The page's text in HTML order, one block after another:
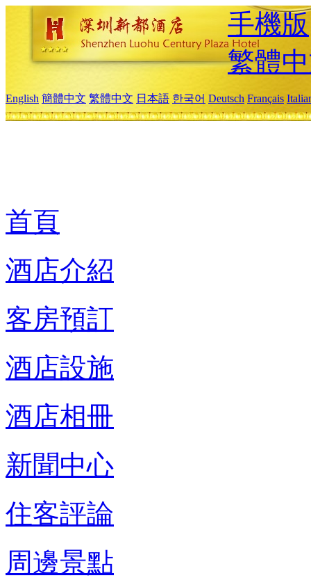
手機版
繁體
English 簡體中文 繁體中文 日本語 한국어 Deutsch Français
首頁
酒店介紹
客房預訂
酒店設施
酒店相冊
新聞中心
住客評論
周邊景點